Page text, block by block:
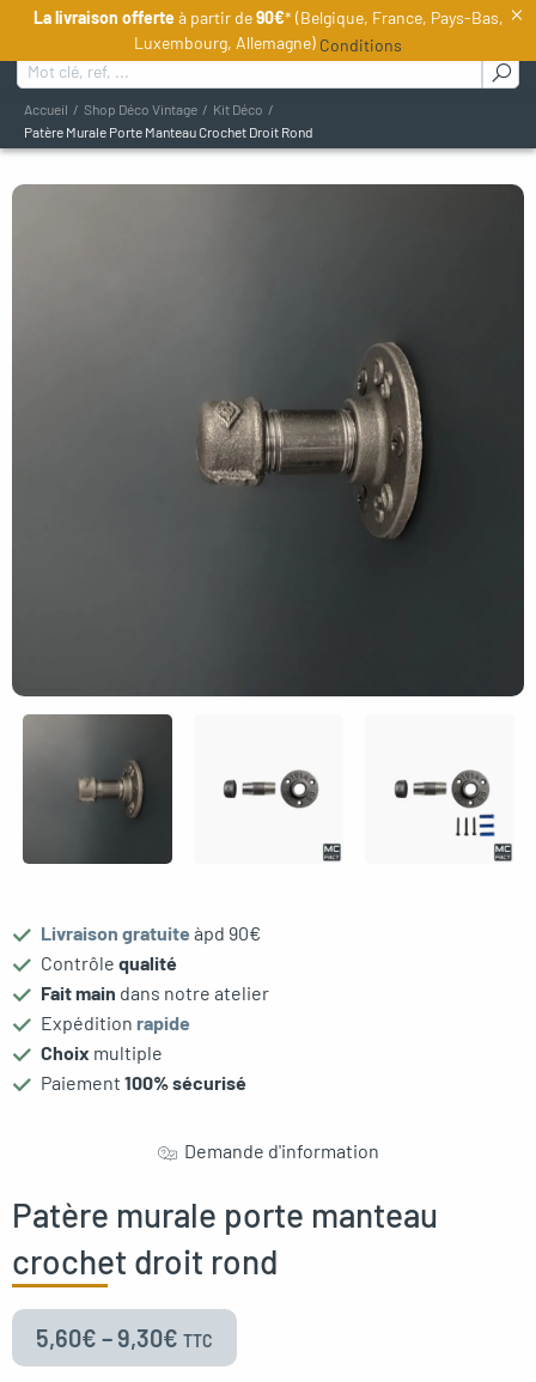
FR
Rechercher :
Accueil Shop Déco Vintage
Kit Déco
Patère Murale Porte Manteau Crochet Droit Rond
Livraison gratuite àpd 90€
Contrôle qualité
Fait main dans notre atelier
Expédition rapide
Choix multiple
Paiement 100% sécurisé
Demande d'information
Patère murale porte manteau
crochet droit rond
5,60€ –9,30€ TTC
menu
menu
menu
menu
La livraison offerte à partir de90€* (Belgique, France, Pays-Bas,
Luxembourg, Allemagne) Conditions
×